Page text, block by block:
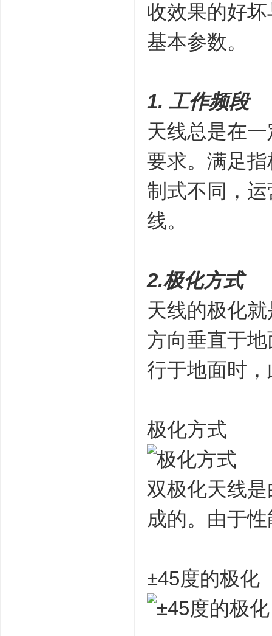
收效果的好
基本参数。
1. 工作频段
天线总是在
要求。满足
制式不同，
线。
2.极化方式
天线的极化
方向垂直于
行于地面时
极化方式
双极化天线
成的。由于
±45度的极化